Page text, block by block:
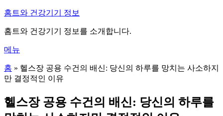
내
으
바
로
가
홈트와 건강기기 정보
홈트와 건강기기 정보를 소개합니다.
메뉴
홈 » 헬스장 공용 수건의 배신: 당신의 하루를 망치는 사소하지
만 결정적인 이유
헬스장 공용 수건의 배신: 당신의 하루를